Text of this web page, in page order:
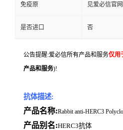
免疫原 见爱必信官网
是否进口 否
公告提醒:爱必信所有产品和服务仅用
产品和服务)!
抗体描述:
产品名称:Rabbit anti-HERC3
产品别名:HERC3抗体